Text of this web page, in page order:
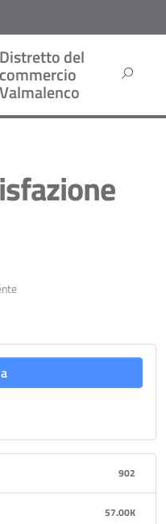
Distretto del
commercio
Valmalenco
902
57.00K